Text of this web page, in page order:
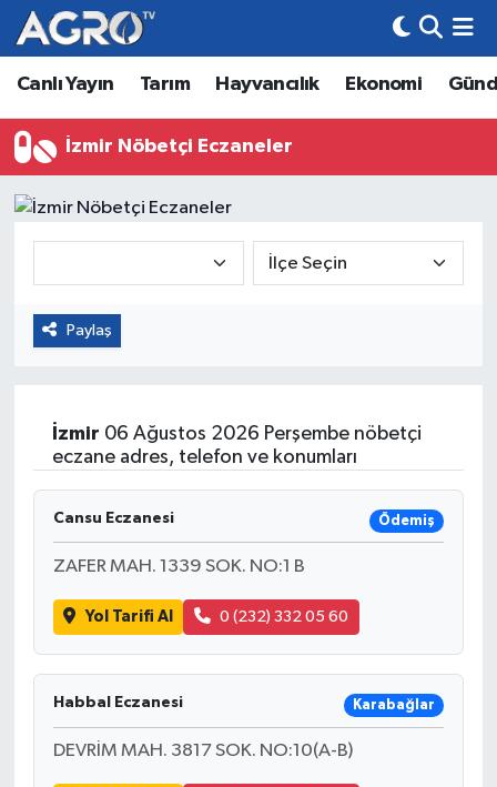
Canlı Yayın Tarım Hayvancılık Ekonomi
İzmir Nöbetçi Eczaneler
Paylaş
İzmir 06 Ağustos 2026 Perşembe nöbetçi
eczane adres, telefon ve konumları
Cansu Eczanesi Ödemiş
ZAFER MAH. 1339 SOK. NO:1 B
Yol Tarifi Al 0 (232) 332 05 60
Habbal Eczanesi Karabağlar
DEVRİM MAH. 3817 SOK. NO:10(A-B)
Hava Durumu
Trafik Durumu
Süper Lig Puan Durumu ve Fikstür
Son Dakika Haberleri